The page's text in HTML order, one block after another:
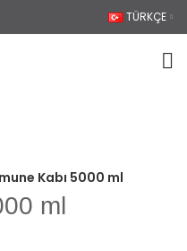
TÜRKÇE
Kabı 5000 ml
ml